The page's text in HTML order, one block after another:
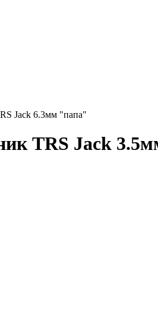
Jack 6.3мм "папа"
TRS Jack